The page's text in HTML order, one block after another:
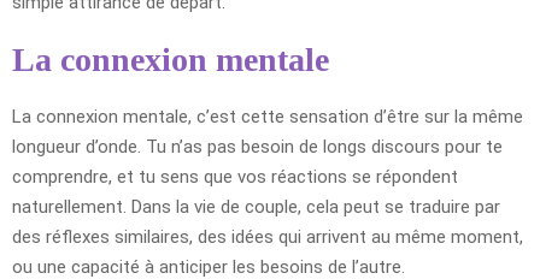
La connexion mentale
La connexion mentale, c’est cette sensation d’être sur la même
longueur d’onde. Tu n’as pas besoin de longs discours pour te
comprendre, et tu sens que vos réactions se répondent
naturellement. Dans la vie de couple, cela peut se traduire par
des réflexes similaires, des idées qui arrivent au même moment,
ou une capacité à anticiper les besoins de l’autre.